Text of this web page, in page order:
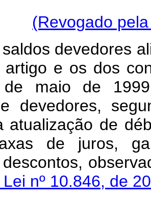
(Revogado
saldos devedores
e os dos
maio de
devedores,
atualização de
de juros,
descontos,
nº 10.846, de